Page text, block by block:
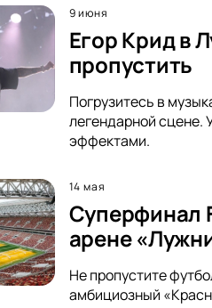
9 июня
Егор Крид в
пропустить
Погрузитесь в
легендарной сцене.
эффектами.
14 мая
Суперфинал
арене
Не пропустите
амбициозный